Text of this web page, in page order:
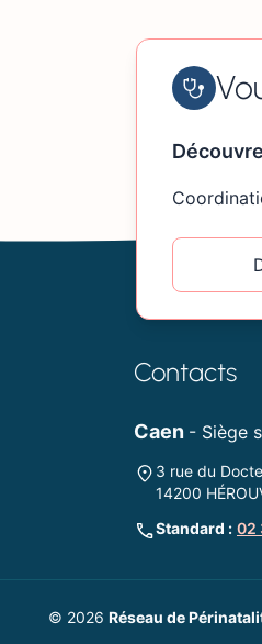
Contacts
Caen - Siège
3 rue du
14200
Standard : 02
© 2026 Réseau de